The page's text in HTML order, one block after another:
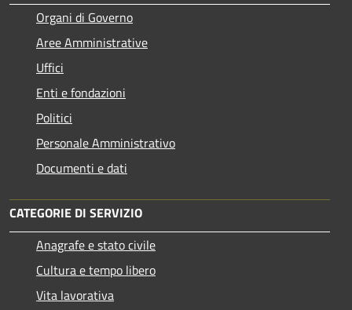
Organi di Governo
Aree Amministrative
Uffici
Enti e fondazioni
Politici
Personale Amministrativo
Documenti e dati
CATEGORIE DI SERVIZIO
Anagrafe e stato civile
Cultura e tempo libero
Vita lavorativa